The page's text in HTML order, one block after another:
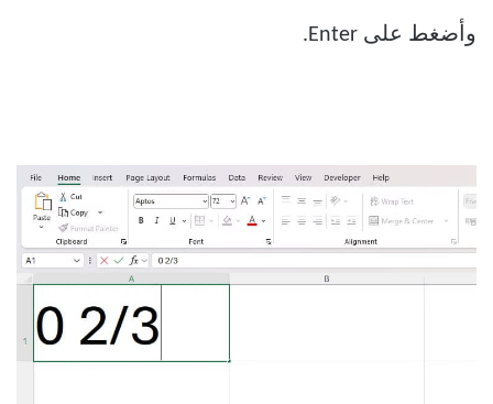
وأضغط على Enter.